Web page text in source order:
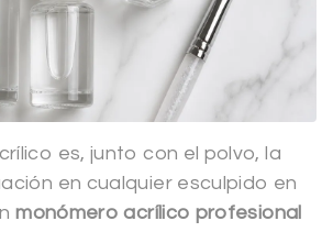
es, junto con el polvo, la
en cualquier esculpido en
monómero acrílico profesional